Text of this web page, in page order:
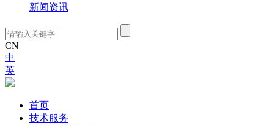
新闻资讯
CN
中
英
首页
技术服务